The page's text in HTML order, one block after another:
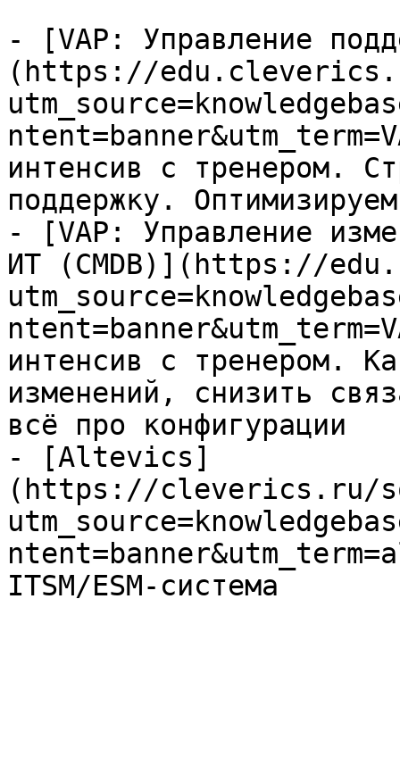
- [VAP: Управление
(https://
интенсив с тренером.
поддержку.
- [VAP: Управление
ИТ (CMDB)](https://
интенсив с тренером.
изменений, снизить
всё про конфигурации
- [Altevics]
(https://cleverics.ru/
ITSM/ESM-система